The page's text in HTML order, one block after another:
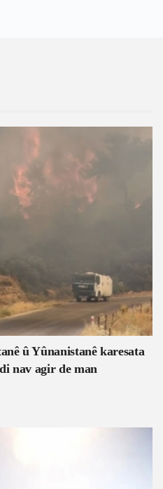
û Yûnanistanê karesata
nav agir de man